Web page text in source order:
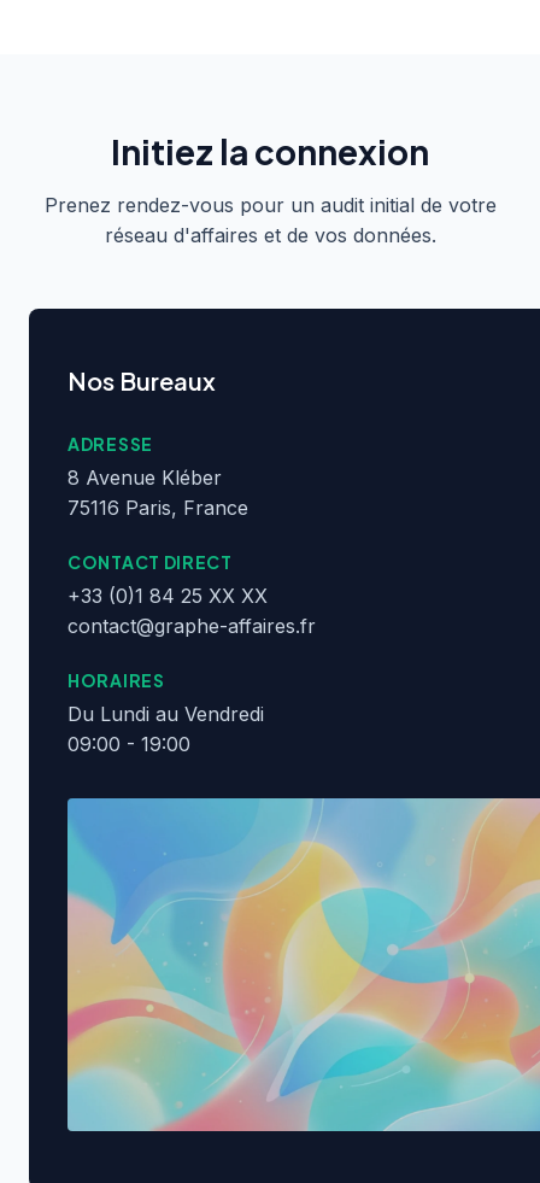
Initiez la connexion
Prenez rendez-vous pour un audit initial de votre
réseau d'affaires et de vos données.
Nos Bureaux
ADRESSE
8 Avenue Kléber
75116 Paris, France
CONTACT DIRECT
+33 (0)1 84 25 XX XX
contact@graphe-affaires.fr
HORAIRES
Du Lundi au Vendredi
09:00 - 19:00